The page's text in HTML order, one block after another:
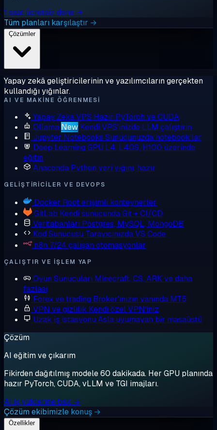
1 saat ücretsiz dene →
Tüm planları karşılaştır →
Çözümler
Yapay zekâ geliştiricilerinin ve yazılımcıların gerçekten
kullandığı yığınlar.
AI VE MAKINE ÖĞRENMESI
Yapay Zeka VPS Hazır PyTorch ve CUDA
Ollama New Kendi VPS'inizde LLM çalıştırın
Jupyter Notebooks Sunucunuzda notebook'lar
Deep Learning GPU L4, L40S, H100 üzerinde
eğitin
Anaconda Python veri yığını, hazır
GELIŞTIRICILER VE DEVOPS
Docker Root erişimli konteynerler
GitLab Kendi sunucunda Git + CI/CD
Veritabanları Postgres, MySQL, MongoDB
Kod Sunucusu Tarayıcınızda VS Code
n8n 7/24 çalışan otomasyonlar
ÇALIŞTIR VE IŞLEM YAP
Oyun Sunucuları Minecraft, CS, ARK ve daha
fazlası
Forex ve trading Broker'ınızın yanında MT5
VPN ve gizlilik Kendi özel VPN'iniz
Uzak iş istasyonu Asla uyumayan bir masaüstü
Çözüm
AI eğitim ve çıkarım
Fikirden dağıtılmış modele 60 dakikada. Her GPU planında
hazır PyTorch, CUDA, vLLM ve TGI imajları.
AI iş yüklerine bak →
Çözüm ekibimizle konuş →
Özellikler